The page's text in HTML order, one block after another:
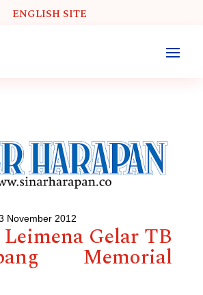
ENGLISH SITE
November 2012
Gelar TB
Memorial